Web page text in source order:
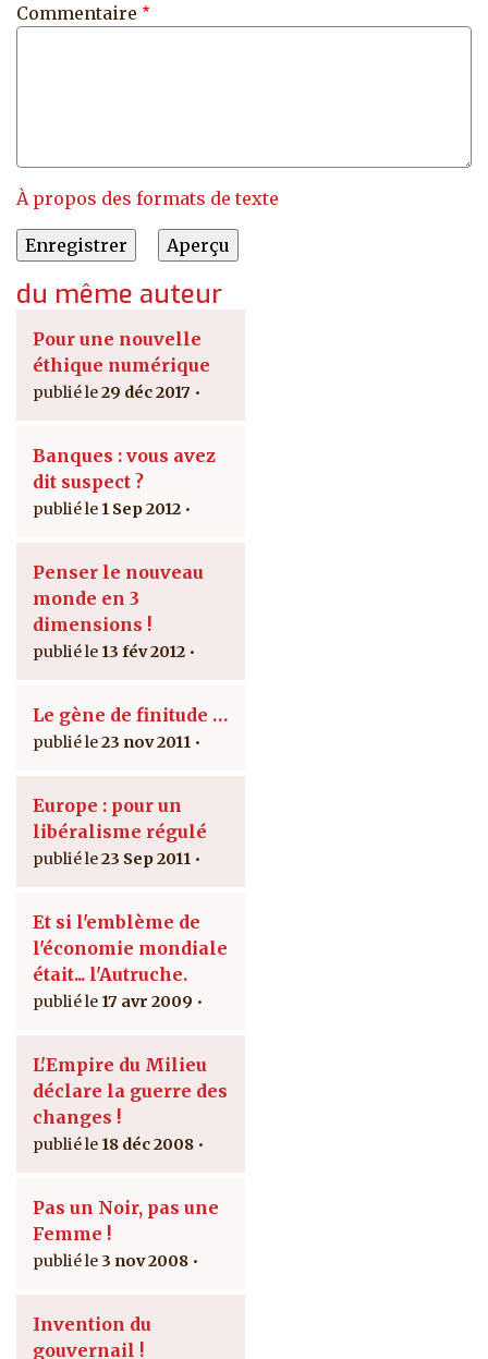
Commentaire
À propos des formats de texte
du même auteur
Pour une nouvelle
éthique numérique
29 déc 2017
Banques : vous avez
dit suspect ?
1 Sep 2012
Penser le nouveau
monde en 3
dimensions !
13 fév 2012
Le gène de finitude …
23 nov 2011
Europe : pour un
libéralisme régulé
23 Sep 2011
Et si l'emblème de
l'économie mondiale
était... l'Autruche.
17 avr 2009
L'Empire du Milieu
déclare la guerre des
changes !
18 déc 2008
Pas un Noir, pas une
Femme !
3 nov 2008
Invention du
gouvernail !